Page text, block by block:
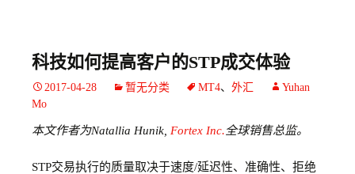
科技如何提高客户的STP成交体验
2017-04-28 暂无分类 MT4、 外汇
Yuhan
Mo
本文作者为Natallia Hunik, Fortex Inc.全球销售总监。
STP交易执行的质量取决于速度/延迟性、准确性、拒绝